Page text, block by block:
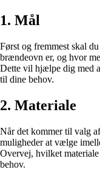
1. Mål
Først og fremmest skal
brændeovn er, og hvor
Dette vil hjælpe dig med
til dine behov.
2. Materiale
Når det kommer til valg
muligheder at vælge
Overvej, hvilket
behov.